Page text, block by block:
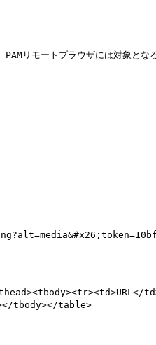
リモートブラウザには対象と
tr></tbody></table>